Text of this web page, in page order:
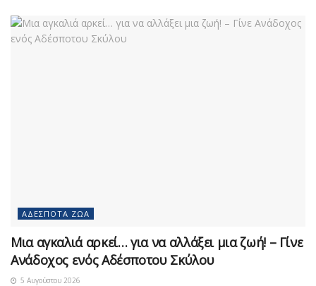
ΑΔΈΣΠΟΤΑ ΖΏΑ
Μια αγκαλιά αρκεί… για να αλλάξει μια ζωή! – Γίνε
Ανάδοχος ενός Αδέσποτου Σκύλου
5 Αυγούστου 2026